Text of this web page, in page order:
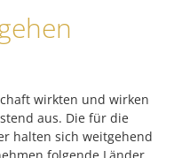
wirkten und wirken
aus. Die für die
halten sich weitgehend